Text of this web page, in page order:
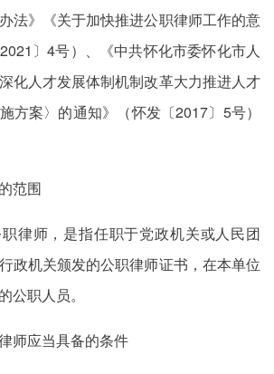
法》《关于加快推进公职律师工作的意
〕4号）、《中共怀化市委怀化市人
化人才发展体制机制改革大力推进人才
方案〉的通知》（怀发〔2017〕5号）
范围
律师，是指任职于党政机关或人民团
政机关颁发的公职律师证书，在本单位
公职人员。
师应当具备的条件